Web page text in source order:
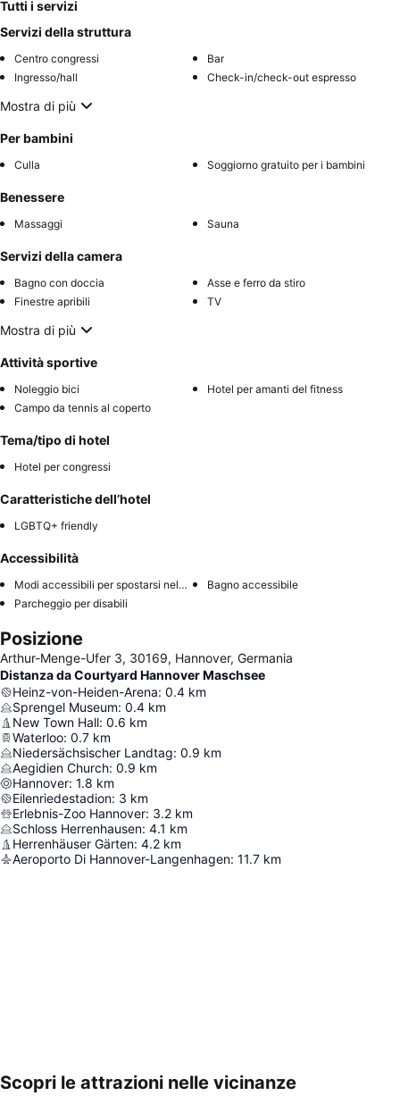
Tutti i servizi
Servizi della struttura
Centro congressi
Bar
Ingresso/hall
Check-in/check-out espresso
Mostra di più
Per bambini
Culla Soggiorno gratuito per i bambini
Benessere
Massaggi Sauna
Servizi della camera
Bagno con doccia
Asse e ferro da stiro
Finestre apribili
TV
Mostra di più
Attività sportive
Noleggio bici
Hotel per amanti del fitness
Campo da tennis al coperto
Tema/tipo di hotel
Hotel per congressi
Caratteristiche dell’hotel
LGBTQ+ friendly
Accessibilità
Modi accessibili per spostarsi nell'hotel
Bagno accessibile
Parcheggio per disabili
Posizione
Arthur-Menge-Ufer 3, 30169, Hannover, Germania
Distanza da Courtyard Hannover Maschsee
Heinz-von-Heiden-Arena: 0.4 km
Sprengel Museum: 0.4 km
New Town Hall: 0.6 km
Waterloo: 0.7 km
Niedersächsischer Landtag: 0.9 km
Aegidien Church: 0.9 km
Hannover: 1.8 km
Eilenriedestadion: 3 km
Erlebnis-Zoo Hannover: 3.2 km
Schloss Herrenhausen: 4.1 km
Herrenhäuser Gärten: 4.2 km
Aeroporto Di Hannover-Langenhagen: 11.7 km
Espandi mappa
Scopri le attrazioni nelle vicinanze